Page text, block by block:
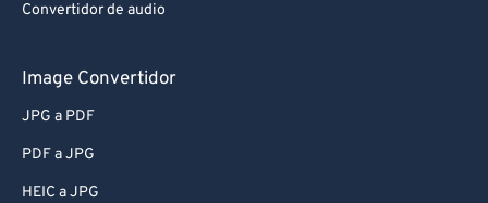
Convertidor de audio
Image Convertidor
JPG a PDF
PDF a JPG
HEIC a JPG